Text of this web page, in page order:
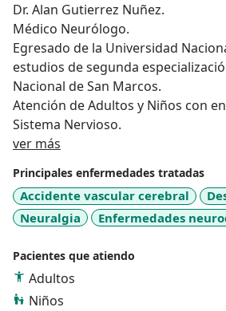
Dr. Alan Gutierrez Nuñez.
Médico Neurólogo.
Egresado de la Universidad
estudios de segunda
Nacional de San Marcos.
Atención de Adultos y Niños con
Sistema Nervioso.
ver más
Principales enfermedades tratadas
Accidente vascular cerebral
Neuralgia
Enfermedades
Pacientes que atiendo
Adultos
Niños